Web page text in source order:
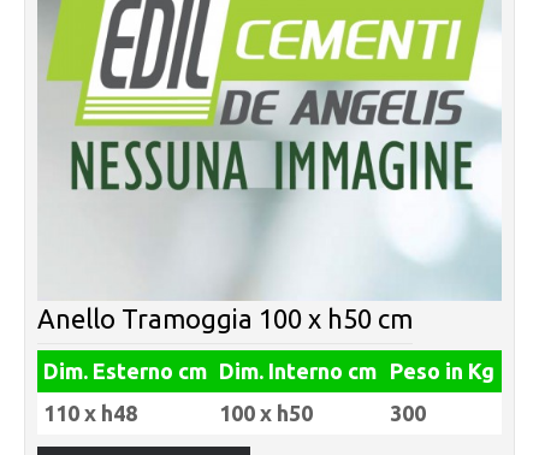
Anello Tramoggia 100 x h50 cm
Dim. Esterno cm Dim. Interno cm Peso in Kg
110 x h48
100 x h50 300